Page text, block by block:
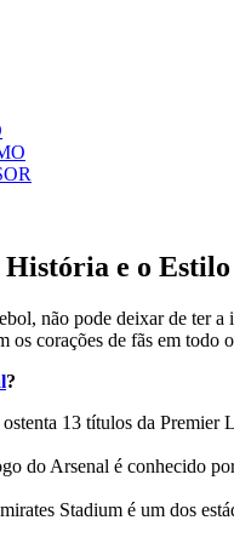
e o
não pode deixar de ter
os corações de fãs em todo
?
13 títulos da Premier
do Arsenal é conhecido
Stadium é um dos